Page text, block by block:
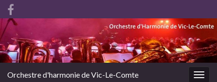
Orchestre d'harmonie de Vic-Le-Comte